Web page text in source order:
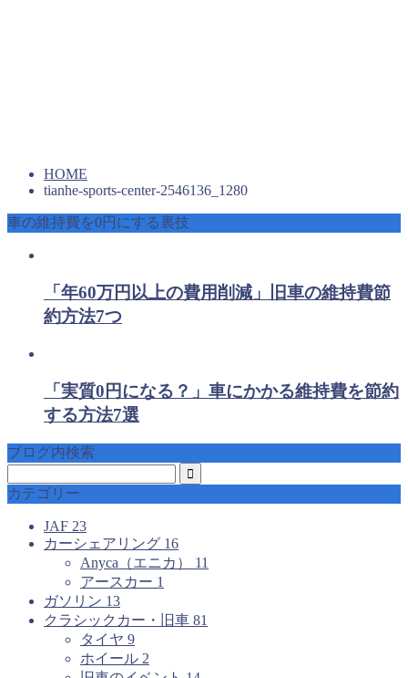
HOME
tianhe-sports-center-2546136_1280
車の維持費を0円にする裏技
「年60万円以上の費用削減」旧車の維持費節
約方法7つ
「実質0円になる？」車にかかる維持費を節約
する方法7選
ブログ内検索
カテゴリー
JAF 23
カーシェアリング 16
Anyca（エニカ） 11
アースカー 1
ガソリン 13
クラシックカー・旧車 81
タイヤ 9
ホイール 2